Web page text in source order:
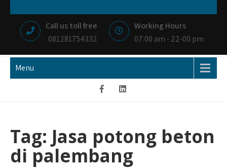
content
NIAGA BETON
MEMBANGUN NEGRI DENGAN IKHLAS HATI
Call us toll free
081281754332
Working Hours
07:00 am - 22-00 pm
Menu
Tag: Jasa potong beton
di palembang